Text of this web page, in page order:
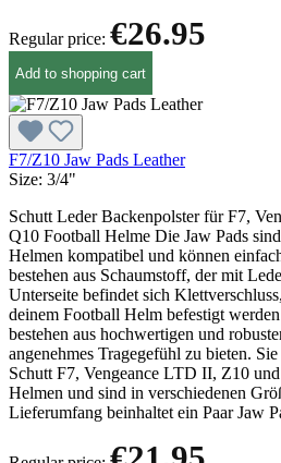
Regular price: €26.95
Add to shopping cart
F7/Z10 Jaw Pads Leather
Size: 3/4"
Schutt Leder Backenpolster für F7,
Q10 Football Helme Die Jaw Pads
Helmen kompatibel und können
bestehen aus Schaumstoff, der mit
Unterseite befindet sich
deinem Football Helm befestigt
bestehen aus hochwertigen und
angenehmes Tragegefühl zu bieten.
Schutt F7, Vengeance LTD II, Z10
Helmen und sind in verschiedenen
Lieferumfang beinhaltet ein Paar Jaw